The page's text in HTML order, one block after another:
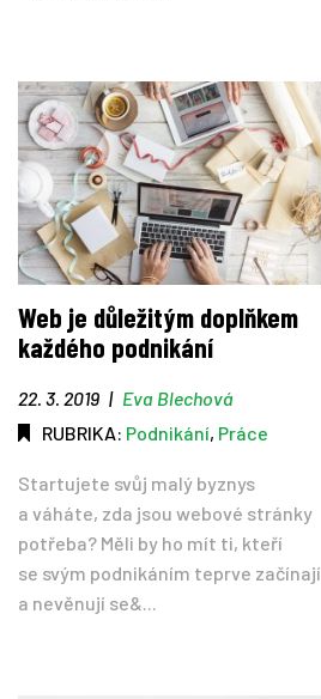
Web je důležitým doplňkem
každého podnikání
22. 3. 2019 | Eva Blechová
RUBRIKA: Podnikání, Práce
Startujete svůj malý byznys
a váháte, zda jsou webové stránky
potřeba? Měli by ho mít ti, kteří
se svým podnikáním teprve začínají
a nevěnují se&...